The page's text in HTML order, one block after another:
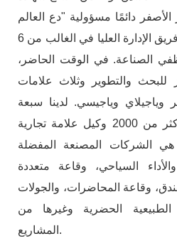
دائمًا مسؤولية "دع العالم
يرقص" على عاتقنا. يتكون فريق الإدارة العليا في الغالب من 6
موظفي الصناعة. في الوقت الحاضر،
للبحث والتطوير وثلاث علامات
وياجيلاي وياجيسي. لدينا سبعة
مكاتب في الصين ولدينا أكثر من 2000 وكيل علامة تجارية
الشركات المصنعة المفضلة
السياحي، وقاعة متعددة
وقاعة المحاضرات، والجولات
الطبيعية الحضرية وغيرها من
المشاريع.